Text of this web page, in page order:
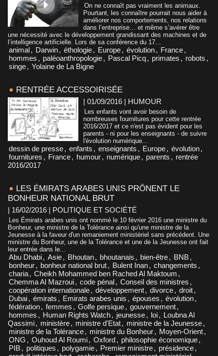
On ne connaît pas vraiment les animaux.
Pourtant, les connaître pourrait nous aider à
améliorer nos comportements, nos relations
dans l’entreprise… et même s’avérer être
une nécessité avec le développement grandissant des machines et de
l’intelligence artificielle. Lors de sa conférence du 17...
animal, Darwin, éthologie, Europe, évolution, France,
hommes , paléoanthropologie, Pascal Picq, primates , robots ,
singe, Yolaine de La Bigne
RENTRÉE ACCESSOIRISÉE
| 01/09/2016 | HUMOUR
Les enfants vont avoir besoin de
nombreuses fournitures pour cette rentrée
2016/2017 et ce n'est pas évident pour les
parents - ni pour les enseignants - de suivre
l'évolution numérique...
dessin de presse, enfants , enseignants , Europe, évolution,
fournitures , France, humour, numérique, parents , rentrée
2016/2017
LES ÉMIRATS ARABES UNIS PRÔNENT LE
BONHEUR NATIONAL BRUT
| 16/02/2016 | POLITIQUE ET SOCIÉTÉ
Les Émirats arabes unis ont nommé le 10 février 2016 une ministre du
Bonheur, une ministre de la Tolérance ainsi qu'une ministre de la
Jeunesse à la faveur d'un remaniement ministériel sans précédent. Une
ministre du Bonheur, une de la Tolérance et une de la Jeunesse ont fait
leur entrée dans le...
Abu Dhabi, Asie, Bhoutan, bhoutanais , bien-être, BNB,
bonheur, bonheur national brut, Bulent Inan, changements ,
charia, Cheikh Mohammed ben Rached Al Maktoum ,
Chemma Al Mazroui, code pénal, Conseil des ministres ,
coopération internationale, développement, divorce, droit,
Dubai, émirats , Emirats arabes unis , épouses , évolution,
fédération, femmes , Golfe persique, gouvernement,
hommes , Human Rights Watch, jeunesse, loi, Loubna Al
Qassimi, ministère, ministre d'Etat, ministre de la Jeunesse,
ministre de la Tolérance, ministre du Bonheur, Moyen-Orient,
ONG , Ouhoud Al Roumi, Oxford, philosophie économique,
PIB, politiques , polygamie, Premier ministre, présidence,